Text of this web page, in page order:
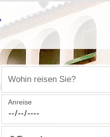
Wohin reisen Sie?
Anreise